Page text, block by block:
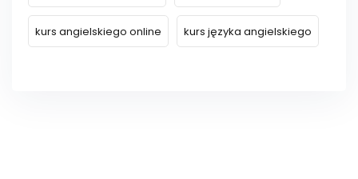
kurs angielskiego online kurs języka angielskiego